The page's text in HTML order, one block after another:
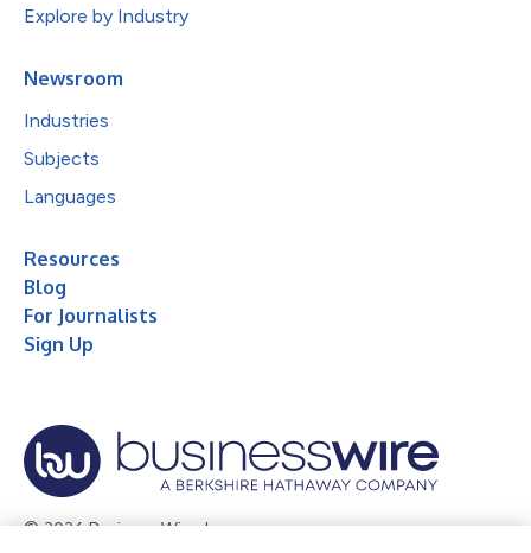
Explore by Industry
Newsroom
Industries
Subjects
Languages
Resources
Blog
For Journalists
Sign Up
© 2026 Business Wire, Inc.